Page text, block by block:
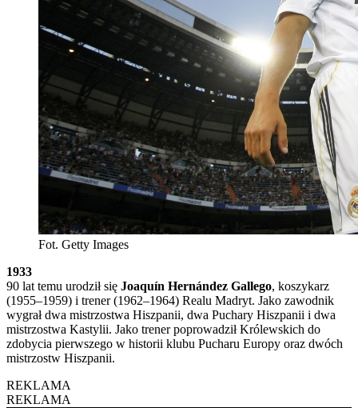
Fot. Getty Images
1933
90 lat temu urodził się Joaquín Hernández Gallego, koszykarz
(1955–1959) i trener (1962–1964) Realu Madryt. Jako zawodnik
wygrał dwa mistrzostwa Hiszpanii, dwa Puchary Hiszpanii i dwa
mistrzostwa Kastylii. Jako trener poprowadził Królewskich do
zdobycia pierwszego w historii klubu Pucharu Europy oraz dwóch
mistrzostw Hiszpanii.
REKLAMA
REKLAMA